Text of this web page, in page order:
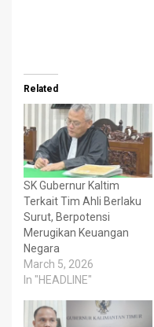
Related
SK Gubernur Kaltim
Terkait Tim Ahli Berlaku
Surut, Berpotensi
Merugikan Keuangan
Negara
March 5, 2026
In "HEADLINE"